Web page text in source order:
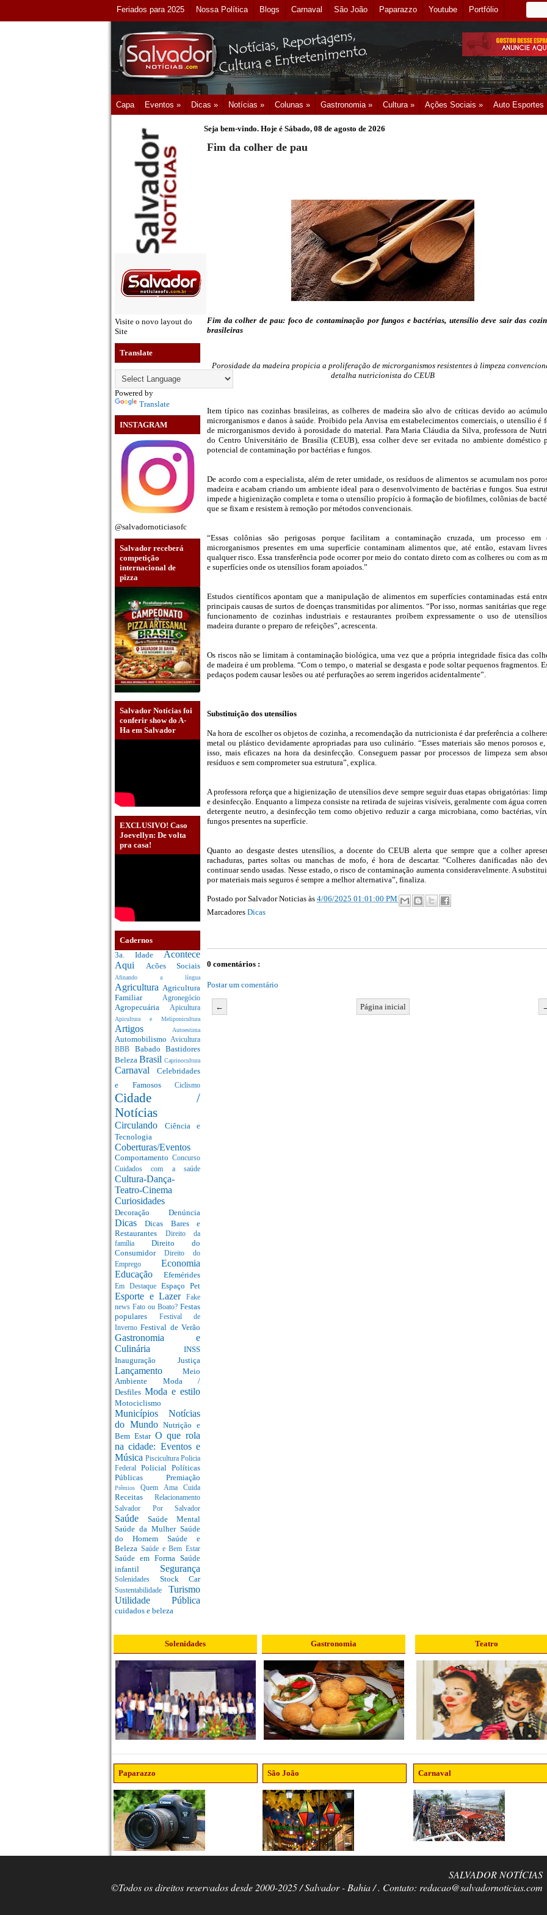
Feriados para 2025 Nossa Política Blogs Carnaval São João Paparazzo Youtube Portfólio
Capa Eventos » Dicas » Notícias » Colunas » Gastronomia » Cultura » Ações Sociais » Auto Esportes
Visite o novo layout do
Site
Translate
Powered by
Translate
INSTAGRAM
@salvadornoticiasofc
Salvador receberá
competição
internacional de
pizza
Salvador Notícias foi
conferir show do A-
Ha em Salvador
EXCLUSIVO! Caso
Joevellyn: De volta
pra casa!
Cadernos
3a. Idade Acontece
Aqui Acões Sociais
Afinando a língua
Agricultura Agricultura
Familiar Agronegócio
Agropecuária Apicultura
Apicultura e Meliponicultura
Artigos Autoestima
Automobilismo Avicultura
BBB Babado Bastidores
Beleza Brasil Caprinocultura
Carnaval Celebridades
e Famosos Ciclismo
Cidade /
Notícias
Circulando Ciência e
Tecnologia
Coberturas/Eventos
Comportamento Concurso
Cuidados com a saúde
Cultura-Dança-
Teatro-Cinema
Curiosidades
Decoração Denúncia
DicasDicas Bares e
Restaurantes
Direito da
família Direito do
Consumidor Direito do
Emprego Economia
Educação Efemérides
Em Destaque Espaço Pet
Esporte e Lazer
Fake
news Fato ou Boato? Festas
populares
Festival de
InvernoFestival de Verão
Gastronomia e
Culinária INSS
Inauguração Justiça
Lançamento Meio
Ambiente Moda /
Desfiles Moda e estilo
Motociclismo
Municípios Notícias
do MundoNutrição e
Bem Estar O que rola
na cidade: Eventos e
Música Piscicultura Policia
Federal Policial Políticas
Públicas Premiação
PrêmiosQuem Ama Cuida
Receitas Relacionamento
Salvador Por Salvador
Saúde Saúde Mental
Saúde da Mulher Saúde
do Homem Saúde e
Beleza Saúde e Bem Estar
Saúde em Forma Saúde
infantil Segurança
Solenidades Stock Car
Sustentabilidade Turismo
Utilidade Pública
cuidados e beleza
Seja bem-vindo. Hoje é Sábado, 08 de agosto de 2026
Fim da colher de pau
Fim da colher de pau: foco de contaminação por fungos e bactérias, utensílio deve sair das
brasileiras
Porosidade da madeira propicia a proliferação de microrganismos resistentes à limpeza
detalha nutricionista do CEUB
Item típico nas cozinhas brasileiras, as colheres de madeira são alvo de críticas devido ao
microrganismos e danos à saúde. Proibido pela Anvisa em estabelecimentos comerciais, o utensílio é
de microrganismos devido à porosidade do material. Para Maria Cláudia da Silva, professora de
do Centro Universitário de Brasília (CEUB), essa colher deve ser evitada no ambiente doméstico
potencial de contaminação por bactérias e fungos.
De acordo com a especialista, além de reter umidade, os resíduos de alimentos se acumulam nos
madeira e acabam criando um ambiente ideal para o desenvolvimento de bactérias e fungos. Sua
impede a higienização completa e torna o utensílio propício à formação de biofilmes, colônias de
que se fixam e resistem à remoção por métodos convencionais.
“Essas colônias são perigosas porque facilitam a contaminação cruzada, um processo em
microrganismos presentes em uma superfície contaminam alimentos que, até então, estavam
qualquer risco. Essa transferência pode ocorrer por meio do contato direto com as colheres ou com as
e superfícies onde os utensílios foram apoiados.”
Estudos científicos apontam que a manipulação de alimentos em superfícies contaminadas está
principais causas de surtos de doenças transmitidas por alimentos. “Por isso, normas sanitárias que
funcionamento de cozinhas industriais e restaurantes proíbem expressamente o uso de
madeira durante o preparo de refeições”, acrescenta.
Os riscos não se limitam à contaminação biológica, uma vez que a própria integridade física das
de madeira é um problema. “Com o tempo, o material se desgasta e pode soltar pequenos fragmentos.
pedaços podem causar lesões ou até perfurações ao serem ingeridos acidentalmente”.
Substituição dos utensílios
Na hora de escolher os objetos de cozinha, a recomendação da nutricionista é dar preferência a
metal ou plástico devidamente apropriadas para uso culinário. “Esses materiais são menos porosos
isso, mais eficazes na hora da desinfecção. Conseguem passar por processos de limpeza sem
resíduos e sem comprometer sua estrutura”, explica.
A professora reforça que a higienização de utensílios deve sempre seguir duas etapas obrigatórias:
e desinfecção. Enquanto a limpeza consiste na retirada de sujeiras visíveis, geralmente com água
detergente neutro, a desinfecção tem como objetivo reduzir a carga microbiana, como bactérias,
fungos presentes na superfície.
Quanto ao desgaste destes utensílios, a docente do CEUB alerta que sempre que a colher
rachaduras, partes soltas ou manchas de mofo, é hora de descartar. “Colheres danificadas não
continuar sendo usadas. Nesse estado, o risco de contaminação aumenta consideravelmente. A
por materiais mais seguros é sempre a melhor alternativa”, finaliza.
Postado porSalvador Noticias às 4/06/2025 01:01:00 PM
Marcadores Dicas
0 comentários :
Postar um comentário
← Página inicial
Solenidades Gastronomia Teatro
Paparazzo São João Carnaval
SALVADOR NOTÍCIAS
©Todos os direitos reservados desde 2000-2025 / Salvador - Bahia / . Contato: redacao@salvadornoticias.com